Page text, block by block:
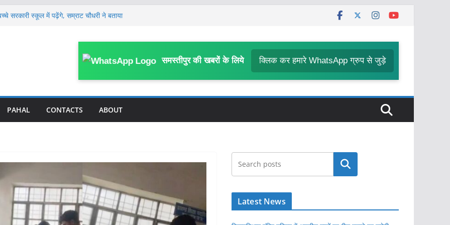
सरकारी स्कूल में पढ़ेंगे, सम्राट चौधरी ने बताया
के पास पहुंचे तेजस्वी यादव, AK 47 चलाने वाले
रिकवर करने की नई व्यवस्था लागू, बैंक से बाहर
समस्तीपुर की खबरों के लिये क्लिक कर हमारे WhatsApp ग्रुप से जुड़े
PAHAL CONTACTS ABOUT
खोजें
Latest News